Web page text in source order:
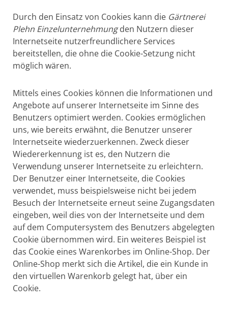
Durch den Einsatz von Cookies kann die Gärtnerei
Plehn Einzelunternehmungden Nutzern dieser
Internetseite nutzerfreundlichere Services
bereitstellen, die ohne die Cookie-Setzung nicht
möglich wären.
Mittels eines Cookies können die Informationen und
Angebote auf unserer Internetseite im Sinne des
Benutzers optimiert werden. Cookies ermöglichen
uns, wie bereits erwähnt, die Benutzer unserer
Internetseite wiederzuerkennen. Zweck dieser
Wiedererkennung ist es, den Nutzern die
Verwendung unserer Internetseite zu erleichtern.
Der Benutzer einer Internetseite, die Cookies
verwendet, muss beispielsweise nicht bei jedem
Besuch der Internetseite erneut seine Zugangsdaten
eingeben, weil dies von der Internetseite und dem
auf dem Computersystem des Benutzers abgelegten
Cookie übernommen wird. Ein weiteres Beispiel ist
das Cookie eines Warenkorbes im Online-Shop. Der
Online-Shop merkt sich die Artikel, die ein Kunde in
den virtuellen Warenkorb gelegt hat, über ein
Cookie.